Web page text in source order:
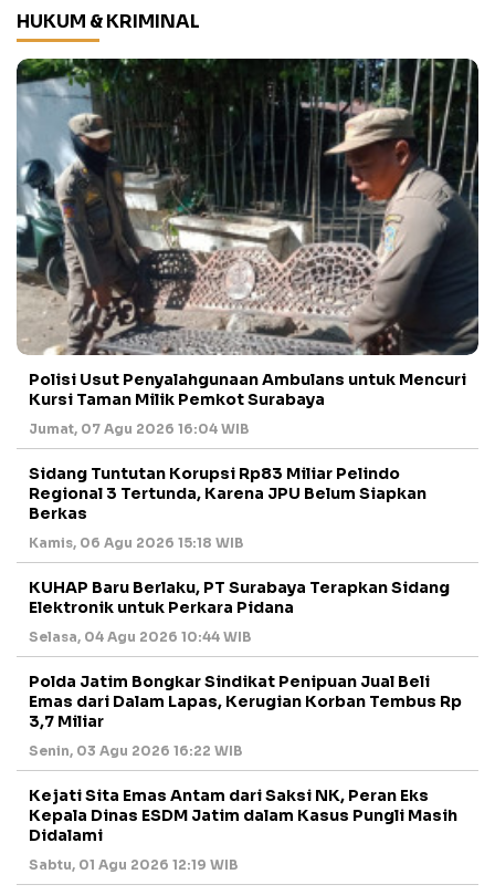
HUKUM & KRIMINAL
Polisi Usut Penyalahgunaan Ambulans untuk Mencuri
Kursi Taman Milik Pemkot Surabaya
Jumat, 07 Agu 2026 16:04 WIB
Sidang Tuntutan Korupsi Rp83 Miliar Pelindo
Regional 3 Tertunda, Karena JPU Belum Siapkan
Berkas
Kamis, 06 Agu 2026 15:18 WIB
KUHAP Baru Berlaku, PT Surabaya Terapkan Sidang
Elektronik untuk Perkara Pidana
Selasa, 04 Agu 2026 10:44 WIB
Polda Jatim Bongkar Sindikat Penipuan Jual Beli
Emas dari Dalam Lapas, Kerugian Korban Tembus Rp
3,7 Miliar
Senin, 03 Agu 2026 16:22 WIB
Kejati Sita Emas Antam dari Saksi NK, Peran Eks
Kepala Dinas ESDM Jatim dalam Kasus Pungli Masih
Didalami
Sabtu, 01 Agu 2026 12:19 WIB